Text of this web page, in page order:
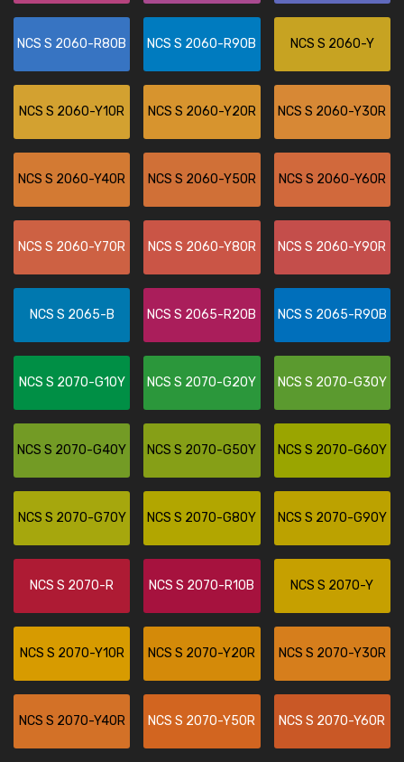
NCS S 2060-R80B NCS S 2060-R90B NCS S 2060-Y
NCS S 2060-Y10R NCS S 2060-Y20R NCS S 2060-Y30R
NCS S 2060-Y40R NCS S 2060-Y50R NCS S 2060-Y60R
NCS S 2060-Y70R NCS S 2060-Y80R NCS S 2060-Y90R
NCS S 2065-B NCS S 2065-R20B NCS S 2065-R90B
NCS S 2070-G10Y NCS S 2070-G20Y NCS S 2070-G30Y
NCS S 2070-G40Y NCS S 2070-G50Y NCS S 2070-G60Y
NCS S 2070-G70Y NCS S 2070-G80Y NCS S 2070-G90Y
NCS S 2070-R NCS S 2070-R10B NCS S 2070-Y
NCS S 2070-Y10R NCS S 2070-Y20R NCS S 2070-Y30R
NCS S 2070-Y40R NCS S 2070-Y50R NCS S 2070-Y60R